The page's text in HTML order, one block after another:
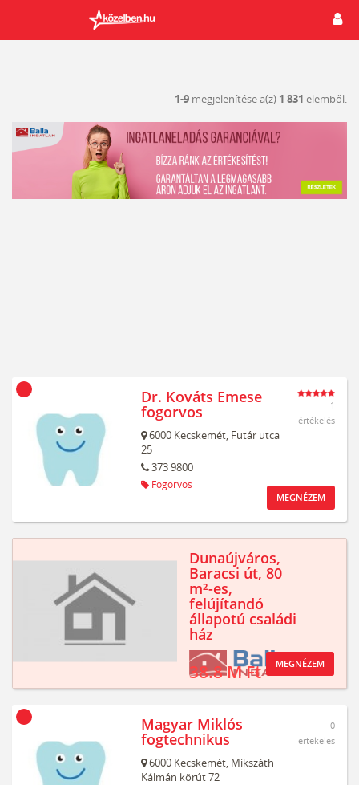
1-9 megjelenítése a(z) 1 831 elemből.
Dr. Kováts Emese
fogorvos
6000 Kecskemét, Futár utca
25
373 9800
Fogorvos
1
értékelés
MEGNÉZEM
Dunaújváros,
Baracsi út, 80
m²-es,
felújítandó
állapotú családi
ház
38.8 M Ft MEGNÉZEM
Magyar Miklós
fogtechnikus
6000 Kecskemét, Mikszáth
Kálmán körút 72
0
értékelés